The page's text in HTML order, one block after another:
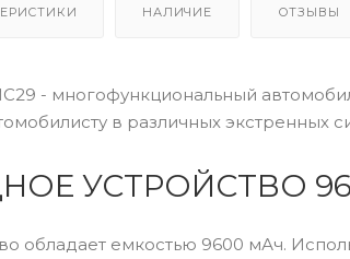
НАЛИЧИЕ ОТЗЫВЫ
- многофункциональный
в различных экстренных
УСТРОЙСТВО
обладает емкостью 9600 мАч.